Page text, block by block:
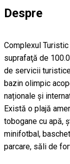
Despre
Complexul
suprafaţă de
de servicii
bazin olimpic
naționale și
Există o plajă
tobogane cu apă,
minifotbal,
parcare, săli de